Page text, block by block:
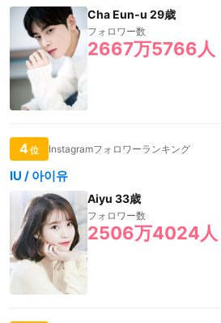
Cha Eun-u 29歳
フォロワー数
2667万5766人
4位 Instagramフォロワーランキング
IU / 아이유
Aiyu 33歳
フォロワー数
2506万4024人